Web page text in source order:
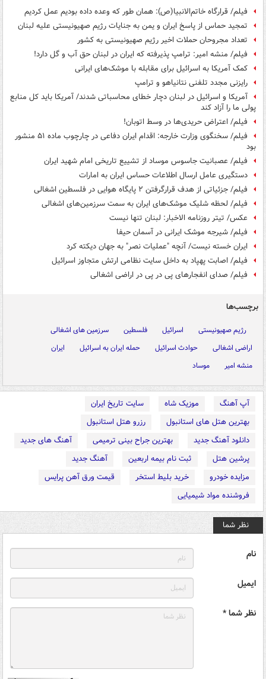
فیلم/ قرارگاه خاتم‌الانبیا(ص): همان طور که وعده داده بودیم عمل کردیم
تمجید حماس از پاسخ ایران و یمن به جنایات رژیم صهیونیستی علیه لبنان
تعداد مجروحان حملات اخیر رژیم صهیونیستی به کشور
فیلم/ منشه امیر: ترامپ پذیرفته که ایران در لبنان حق آب و گل دارد!
کمک آمریکا به اسرائیل برای مقابله با موشک‌های ایرانی
رایزنی مجدد تلفنی نتانیاهو و ترامپ
آمریکا و اسرائیل در لبنان دچار خطای محاسباتی شدند/ آمریکا باید کل منابع
پولی ما را آزاد کند
فیلم/ اعتراض حریدی‌ها در وسط اتوبان!
فیلم/ سخنگوی وزارت خارجه: اقدام ایران دفاعی در چارچوب ماده ۵۱ منشور
بود
فیلم/ عصبانیت جاسوس موساد از تشییع تاریخی امام شهید ایران
دستگیری عامل ارسال اطلاعات حساس ایران به امارات
فیلم/ جزئیاتی از هدف قرارگرفتن ۲ پایگاه هوایی در فلسطین اشغالی
فیلم/ لحظه شلیک موشک‌های ایران به سمت سرزمین‌های اشغالی
عکس/ تیتر روزنامه الاخبار: لبنان تنها نیست
فیلم/ شیرجه موشک ایرانی در آسمان حیفا
ایران خسته نیست/ آنچه "عملیات نصر" به جهان دیکته کرد
فیلم/ اصابت پهپاد به داخل سایت نظامی ارتش متجاوز اسرائیل
فیلم/ صدای انفجارهای پی در پی در اراضی اشغالی
برچسب‌ها
رژیم صهیونیستی اسرائیل فلسطین
سرزمین های اشغالی
اراضی اشغالی
حوادث اسرائیل حمله ایران به اسرائیل
ایران
منشه امیر
موساد
آپ آهنگ موزیک شاه
سایت تاریخ ایران
بهترین هتل های استانبول
رزرو هتل استانبول
دانلود آهنگ جدید
بهترین جراح بینی ترمیمی
آهنگ های جدید
پرشین هتل
ثبت نام بیمه اربعین
آهنگ جدید
مزایده خودرو
خرید بلیط استخر
قیمت ورق آهن پرایس
فروشنده مواد شیمیایی
نظر شما
نام
ایمیل
نظر شما *